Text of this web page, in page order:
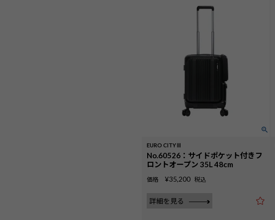
EURO CITYⅢ
No.60526：サイドポケット付きフ
ロントオープン 35L 48cm
価格 ¥35,200 税込
詳細を見る